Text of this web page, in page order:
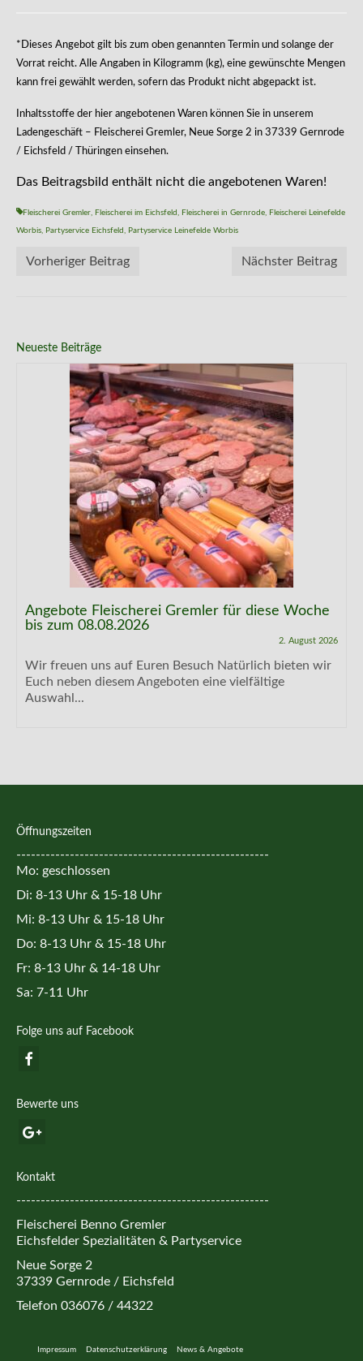
*Dieses Angebot gilt bis zum oben genannten Termin und solange der
Vorrat reicht. Alle Angaben in Kilogramm (kg), eine gewünschte Mengen
kann frei gewählt werden, sofern das Produkt nicht abgepackt ist.
Inhaltsstoffe der hier angebotenen Waren können Sie in unserem
Ladengeschäft – Fleischerei Gremler, Neue Sorge 2 in 37339 Gernrode
/ Eichsfeld / Thüringen einsehen.
Das Beitragsbild enthält nicht die angebotenen Waren!
Fleischerei Gremler Fleischerei im Eichsfeld Fleischerei in Gernrode Fleischerei Leinefelde
Worbis Partyservice Eichsfeld Partyservice Leinefelde Worbis
Vorheriger Beitrag Nächster Beitrag
Neueste Beiträge
Angebote Fleischerei Gremler für diese Woche
bis zum 08.08.2026
2. August 2026
Wir freuen uns auf Euren Besuch Natürlich bieten wir
Euch neben diesem Angeboten eine vielfältige
Auswahl...
Öffnungszeiten
----------------------------------------------------
Mo: geschlossen
Di: 8-13 Uhr & 15-18 Uhr
Mi: 8-13 Uhr & 15-18 Uhr
Do: 8-13 Uhr & 15-18 Uhr
Fr: 8-13 Uhr & 14-18 Uhr
Sa: 7-11 Uhr
Folge uns auf Facebook
Bewerte uns
Kontakt
----------------------------------------------------
Fleischerei Benno Gremler
Eichsfelder Spezialitäten & Partyservice
Neue Sorge 2
37339 Gernrode / Eichsfeld
Telefon 036076 / 44322
Impressum Datenschutzerklärung News & Angebote